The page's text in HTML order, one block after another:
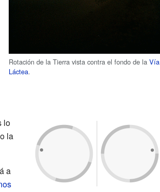
Rotación de la Tierra vista contra el fondo de laVía
Láctea.
lo
la
a